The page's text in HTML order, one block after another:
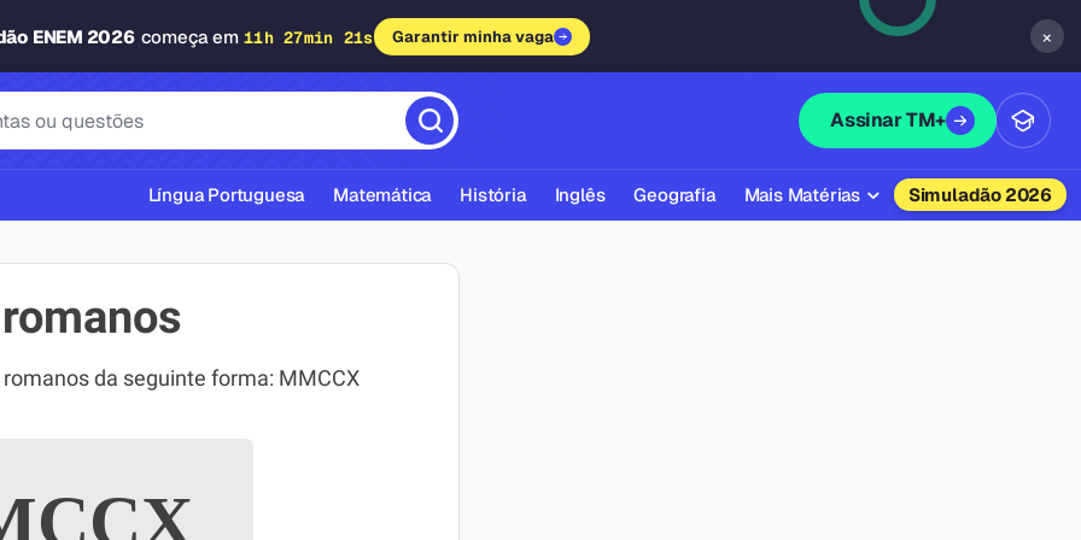
ENEM 2026 começa em 11h 27min 20s Garantir minha vaga ×
Assinar TM+
ABNT
Língua Portuguesa Matemática História Inglês Geografia Mais Matérias Simuladão 2026
da seguinte forma: MMCCX